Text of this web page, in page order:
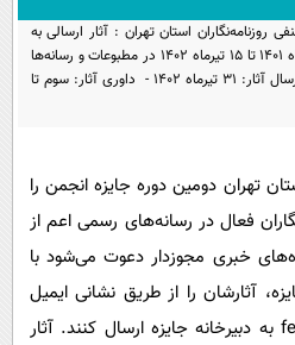
فناوری
محیط زیست
سلامت
بین الملل
روانشناسی
روزنامه‌نگاران استان تهران : آثار ارسالی به
جشنواره باید در فاصله زمانی ۱۵ تیرماه ۱۴۰۱ تا ۱۵ تیرماه ۱۴۰۲ در مطبوعات و رسانه‌ها
منتشر شده باشد / - آخرین مهلت ارسال آثار: ۳۱ تیرماه ۱۴۰۲ - داوری آثار: سوم تا
تهران دومین دوره جایزه انجمن را
فعال در رسانه‌های رسمی اعم از
خبری مجوزدار دعوت می‌شود با
آثارشان را از طریق نشانی ایمیل
festivalrasaneh@gmail.com به دبیرخانه جایزه ارسال کنند. آثار